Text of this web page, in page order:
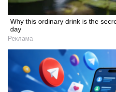
Why this ordinary drink is the
day
Реклама